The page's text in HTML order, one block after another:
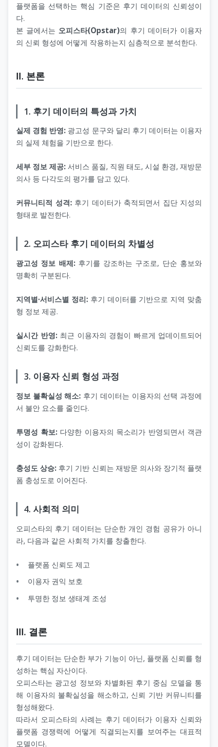
플랫폼을 선택하는 핵심 기준은 후기 데이터의 신뢰성이
다.
본 글에서는 오피스타(Opstar)의 후기 데이터가 이용자
의 신뢰 형성에 어떻게 작용하는지 심층적으로 분석한다.
Ⅱ. 본론
1. 후기 데이터의 특성과 가치
실제 경험 반영: 광고성 문구와 달리 후기 데이터는 이용자
의 실제 체험을 기반으로 한다.
세부 정보 제공: 서비스 품질, 직원 태도, 시설 환경, 재방문
의사 등 다각도의 평가를 담고 있다.
커뮤니티적 성격:후기 데이터가 축적되면서 집단 지성의
형태로 발전한다.
2. 오피스타 후기 데이터의 차별성
광고성 정보 배제:후기를 강조하는 구조로, 단순 홍보와
명확히 구분된다.
지역별·서비스별 정리:후기 데이터를 기반으로 지역 맞춤
형 정보 제공.
실시간 반영:최근 이용자의 경험이 빠르게 업데이트되어
신뢰도를 강화한다.
3. 이용자 신뢰 형성 과정
정보 불확실성 해소: 후기 데이터는 이용자의 선택 과정에
서 불안 요소를 줄인다.
투명성 확보:다양한 이용자의 목소리가 반영되면서 객관
성이 강화된다.
충성도 상승: 후기 기반 신뢰는 재방문 의사와 장기적 플랫
폼 충성도로 이어진다.
4. 사회적 의미
오피스타의 후기 데이터는 단순한 개인 경험 공유가 아니
라, 다음과 같은 사회적 가치를 창출한다.
플랫폼 신뢰도 제고
이용자 권익 보호
투명한 정보 생태계 조성
Ⅲ. 결론
후기 데이터는 단순한 부가 기능이 아닌, 플랫폼 신뢰를 형
성하는 핵심 자산이다.
오피스타는 광고성 정보와 차별화된 후기 중심 모델을 통
해 이용자의 불확실성을 해소하고, 신뢰 기반 커뮤니티를
형성해왔다.
따라서 오피스타의 사례는 후기 데이터가 이용자 신뢰와
플랫폼 경쟁력에 어떻게 직결되는지를 보여주는 대표적
모델이다.